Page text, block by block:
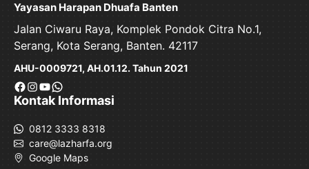
Yayasan Harapan Dhuafa Banten
Jalan Ciwaru Raya, Komplek Pondok Citra No.1,
Serang, Kota Serang, Banten. 42117
AHU-0009721, AH.01.12. Tahun 2021
Facebook
Instagram
YouTube
WhatsApp
Kontak Informasi
0812 3333 8318
care@lazharfa.org
Google Maps